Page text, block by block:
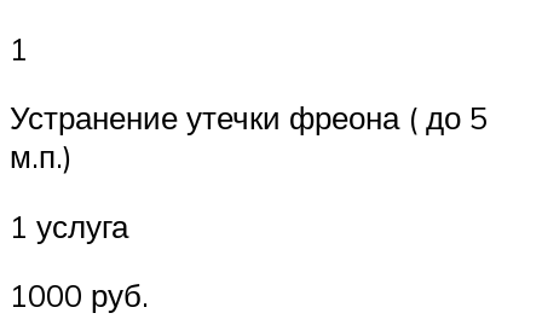
1
Устранение утечки фреона ( до 5
м.п.)
1 услуга
1000 руб.